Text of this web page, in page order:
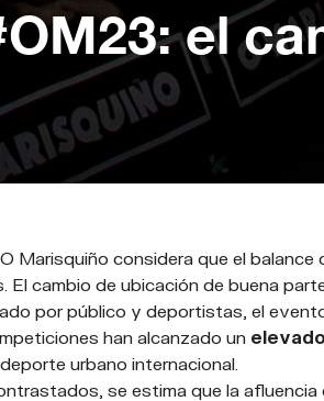
el
Marisquiño considera que el
cambio de ubicación de buena
por público y deportistas, el
han alcanzado un
urbano internacional.
se estima que la afluencia